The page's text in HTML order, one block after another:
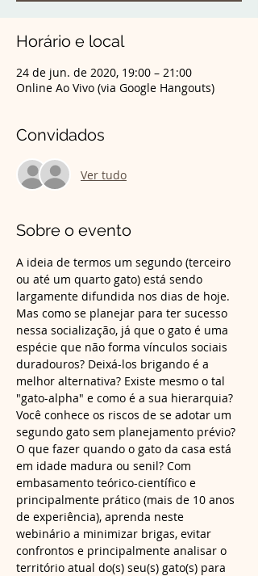
Horário e local
24 de jun. de 2020, 19:00 – 21:00
Online Ao Vivo (via Google Hangouts)
Convidados
Ver tudo
Sobre o evento
A ideia de termos um segundo (terceiro
ou até um quarto gato) está sendo
largamente difundida nos dias de hoje.
Mas como se planejar para ter sucesso
nessa socialização, já que o gato é uma
espécie que não forma vínculos sociais
duradouros? Deixá-los brigando é a
melhor alternativa? Existe mesmo o tal
"gato-alpha" e como é a sua hierarquia?
Você conhece os riscos de se adotar um
segundo gato sem planejamento prévio?
O que fazer quando o gato da casa está
em idade madura ou senil? Com
embasamento teórico-científico e
principalmente prático (mais de 10 anos
de experiência), aprenda neste
webinário a minimizar brigas, evitar
confrontos e principalmente analisar o
território atual do(s) seu(s) gato(s) para